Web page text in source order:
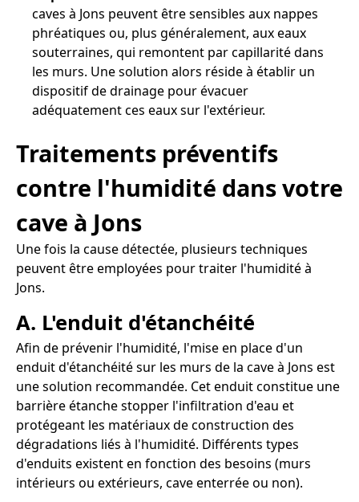
caves à Jons peuvent être sensibles aux nappes
phréatiques ou, plus généralement, aux eaux
souterraines, qui remontent par capillarité dans
les murs. Une solution alors réside à établir un
dispositif de drainage pour évacuer
adéquatement ces eaux sur l'extérieur.
Traitements préventifs
contre l'humidité dans votre
cave à Jons
Une fois la cause détectée, plusieurs techniques
peuvent être employées pour traiter l'humidité à
Jons.
A. L'enduit d'étanchéité
Afin de prévenir l'humidité, l'mise en place d'un
enduit d'étanchéité sur les murs de la cave à Jons est
une solution recommandée. Cet enduit constitue une
barrière étanche stopper l'infiltration d'eau et
protégeant les matériaux de construction des
dégradations liés à l'humidité. Différents types
d'enduits existent en fonction des besoins (murs
intérieurs ou extérieurs, cave enterrée ou non).